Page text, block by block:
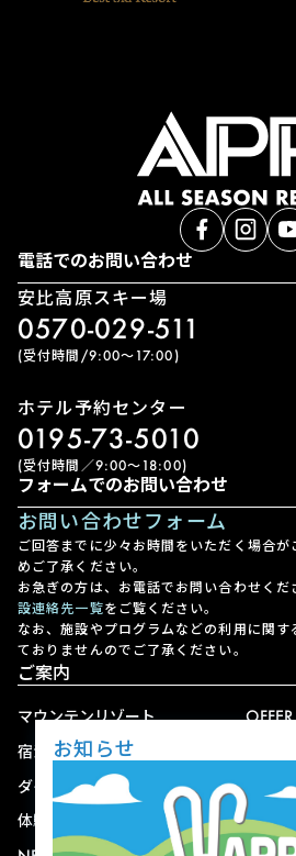
電話でのお問い合わせ
安比高原スキー場
0570-029-511
(受付時間/9:00〜17:00)
ホテル予約センター
0195-73-5010
(受付時間／9:00〜18:00)
フォームでのお問い合わせ
お問い合わせフォーム
ご回答までに少々お時間をいただく場合が
めご了承ください。
お急ぎの方は、お電話でお問い合わせく
設連絡先一覧をご覧ください。
なお、施設やプログラムなどの利用に関す
ておりませんのでご了承ください。
ご案内
マウンテンリゾート
宿泊
ダイニング
体験
OFFER
ショップ
お知らせ